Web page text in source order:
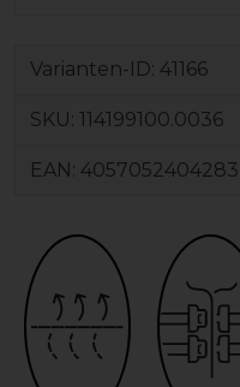
Varianten-ID: 41166
SKU: 114199100.0036
EAN: 4057052404283